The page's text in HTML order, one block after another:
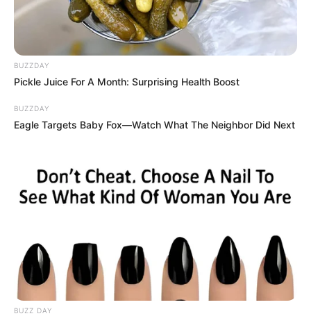
BUZZDAY
Pickle Juice For A Month: Surprising Health Boost
BUZZDAY
Eagle Targets Baby Fox—Watch What The Neighbor Did Next
BUZZ DAY